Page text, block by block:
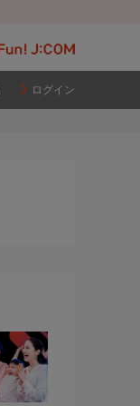
ログイン